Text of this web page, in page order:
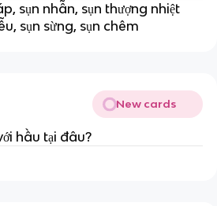
sụn nhẫn, sụn thượng nhiệt
sụn sừng, sụn chêm
New cards
hầu tại đâu?